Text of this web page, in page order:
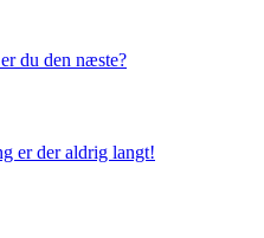
du den næste?
er der aldrig langt!